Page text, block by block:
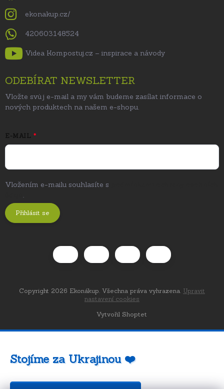
ekonakup.cz/
420603148524
Videa Kompostuj.cz – inspirace a návody
ODEBÍRAT NEWSLETTER
Vložte svůj e-mail a my vám budeme zasílat informace o
nových produktech na našem e-shopu.
E-MAIL
Vložením e-mailu souhlasíte s
.
Přihlásit se
Vytvořil Shoptet
Copyright 2026 Ekonákup. Všechna práva vyhrazena. Upravit
nastavení cookies
Stojíme za Ukrajinou ❤️